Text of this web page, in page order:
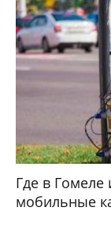
Где в Гомеле
мобильные